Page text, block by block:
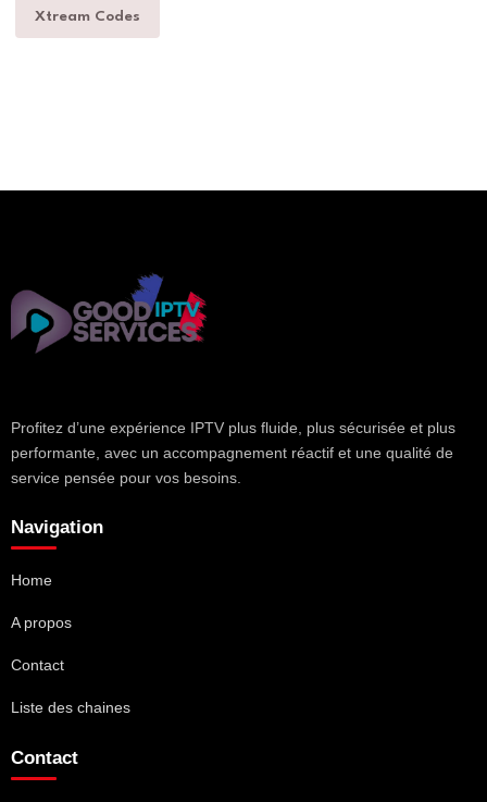
Xtream Codes
Profitez d’une expérience IPTV plus fluide, plus sécurisée et plus
performante, avec un accompagnement réactif et une qualité de
service pensée pour vos besoins.
Navigation
Home
A propos
Contact
Liste des chaines
Contact